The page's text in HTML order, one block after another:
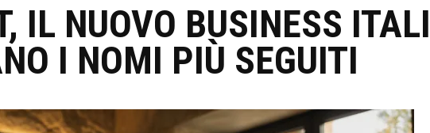
IL NUOVO BUSINESS
I NOMI PIÙ SEGUITI